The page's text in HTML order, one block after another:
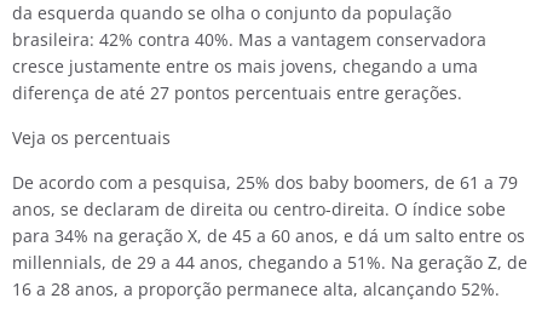
da esquerda quando se olha o conjunto da população
brasileira: 42% contra 40%. Mas a vantagem conservadora
cresce justamente entre os mais jovens, chegando a uma
diferença de até 27 pontos percentuais entre gerações.
Veja os percentuais
De acordo com a pesquisa, 25% dos baby boomers, de 61 a 79
anos, se declaram de direita ou centro-direita. O índice sobe
para 34% na geração X, de 45 a 60 anos, e dá um salto entre os
millennials, de 29 a 44 anos, chegando a 51%. Na geração Z, de
16 a 28 anos, a proporção permanece alta, alcançando 52%.